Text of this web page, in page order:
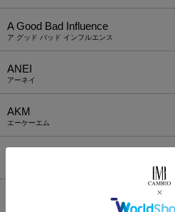
A Good Bad Influence
ア グッド バッド インフルエンス
ANEI
アーネイ
AKM
エーケーエム